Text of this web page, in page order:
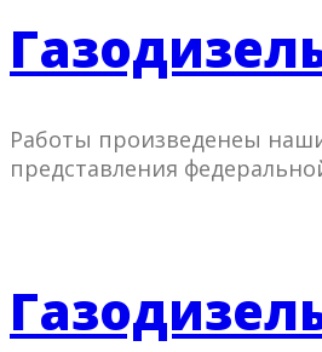
Работы произведенеы
представления